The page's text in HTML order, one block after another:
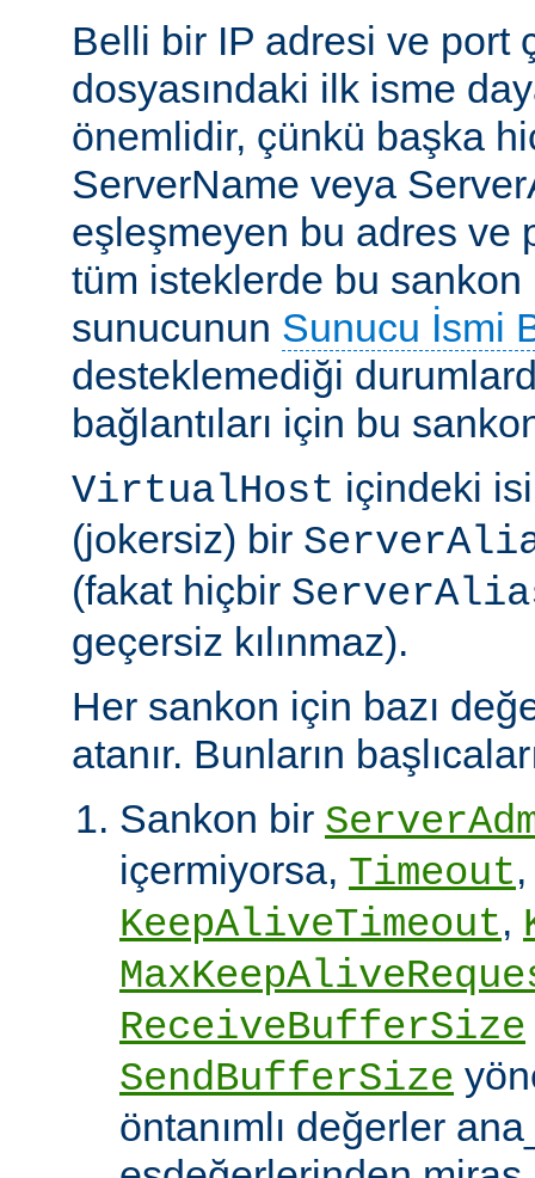
Belli bir IP adresi ve port
dosyasındaki ilk isme
önemlidir, çünkü başka
ServerName veya
eşleşmeyen bu adres ve
tüm isteklerde bu sankon
sunucunun Sunucu İsmi
desteklemediği
bağlantıları için bu
VirtualHost içindeki
(jokersiz) bir
(fakat hiçbir
geçersiz kılınmaz).
Her sankon için bazı
atanır. Bunların
Sankon bir
içermiyorsa, Timeout,
KeepAliveTimeout,
ReceiveBufferSize
SendBufferSize
öntanımlı değerler